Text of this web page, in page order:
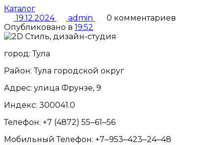
Каталог
19.12.2024
admin
0 комментариев
Опубликовано в 19:52
город: Тула
Район: Тула городской округ
Адрес: улица Фрунзе, 9
Индекс: 300041.0
Телефон: +7 (4872) 55‒61‒56
Мобильный Телефон: +7‒953‒423‒24‒48